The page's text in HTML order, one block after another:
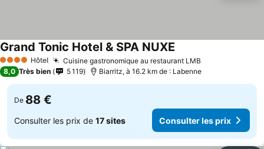
4 Étoiles Hôtel Cuisine gastronomique au restaurant LMB
Grand Tonic Hotel & SPA NUXE
8,0 Très bien 5 119 Biarritz, à 16.2 km de : Labenne
De 88 €
Consulter les prix de 17 sites Consulter les prix